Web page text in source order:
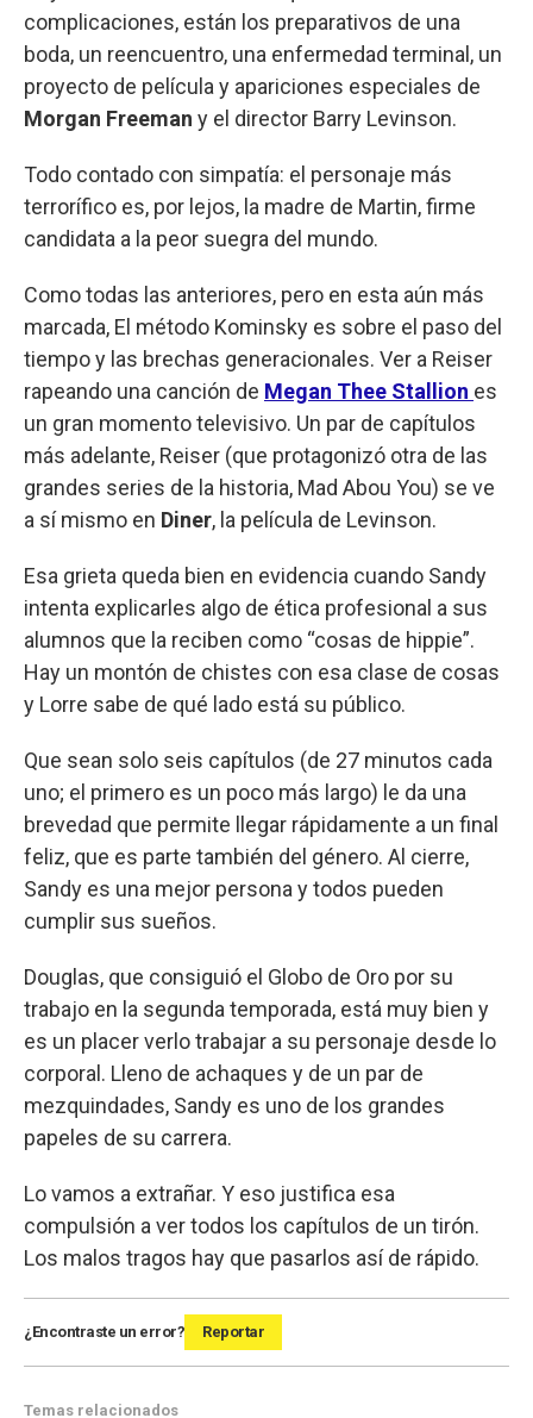
complicaciones, están los preparativos de una
boda, un reencuentro, una enfermedad terminal, un
proyecto de película y apariciones especiales de
Morgan Freeman y el director Barry Levinson.
Todo contado con simpatía: el personaje más
terrorífico es, por lejos, la madre de Martin, firme
candidata a la peor suegra del mundo.
Como todas las anteriores, pero en esta aún más
marcada, El método Kominsky es sobre el paso del
tiempo y las brechas generacionales. Ver a Reiser
rapeando una canción de Megan Thee Stallion es
un gran momento televisivo. Un par de capítulos
más adelante, Reiser (que protagonizó otra de las
grandes series de la historia, Mad Abou You) se ve
a sí mismo en Diner, la película de Levinson.
Esa grieta queda bien en evidencia cuando Sandy
intenta explicarles algo de ética profesional a sus
alumnos que la reciben como “cosas de hippie”.
Hay un montón de chistes con esa clase de cosas
y Lorre sabe de qué lado está su público.
Que sean solo seis capítulos (de 27 minutos cada
uno; el primero es un poco más largo) le da una
brevedad que permite llegar rápidamente a un final
feliz, que es parte también del género. Al cierre,
Sandy es una mejor persona y todos pueden
cumplir sus sueños.
Douglas, que consiguió el Globo de Oro por su
trabajo en la segunda temporada, está muy bien y
es un placer verlo trabajar a su personaje desde lo
corporal. Lleno de achaques y de un par de
mezquindades, Sandy es uno de los grandes
papeles de su carrera.
Lo vamos a extrañar. Y eso justifica esa
compulsión a ver todos los capítulos de un tirón.
Los malos tragos hay que pasarlos así de rápido.
¿Encontraste un error? Reportar
Temas relacionados